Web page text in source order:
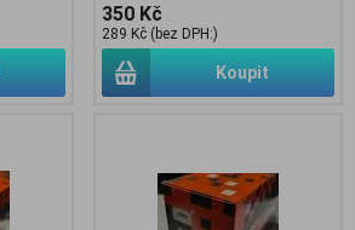
350 Kč
289 Kč (bez DPH:)
Koupit